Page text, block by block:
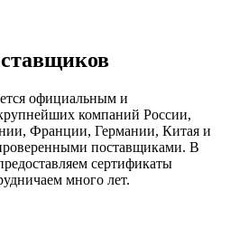
официальным и
компаний России,
Франции, Германии, Китая и
поставщиками. В
сертификаты
много лет.